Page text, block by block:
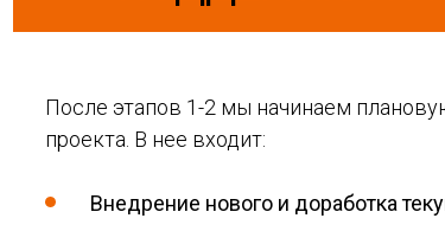
После этапов 1-2 мы начинаем
проекта. В нее входит:
Внедрение нового и доработка